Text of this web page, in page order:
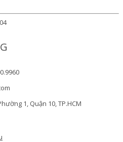
1, Quận 10, TP.HCM